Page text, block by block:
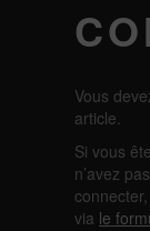
Vous
article.
Si vous
n’avez
via le